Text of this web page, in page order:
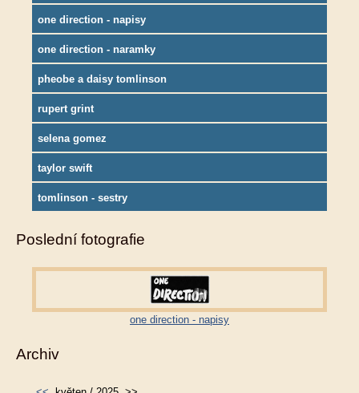
one direction - napisy
one direction - naramky
pheobe a daisy tomlinson
rupert grint
selena gomez
taylor swift
tomlinson - sestry
Poslední fotografie
one direction - napisy
Archiv